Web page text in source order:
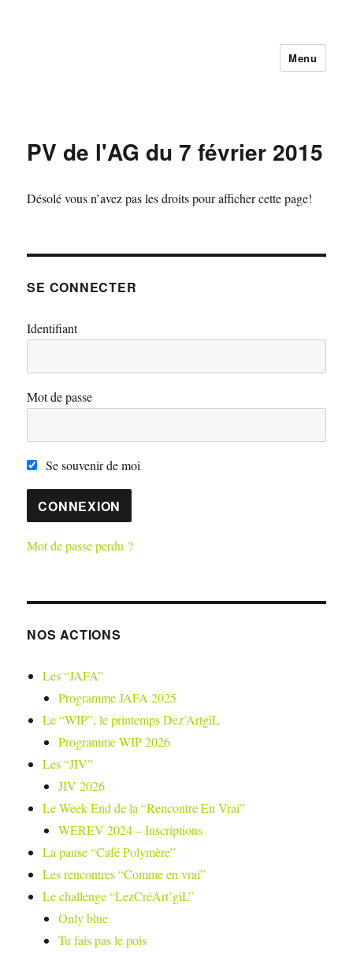
Menu
PV de l'AG du 7 février 2015
Désolé vous n’avez pas les droits pour afficher cette page!
SE CONNECTER
Identifiant
Mot de passe
Se souvenir de moi
Mot de passe perdu ?
NOS ACTIONS
Les “JAFA”
Programme JAFA 2025
Le “WIP”, le printemps Dez’ArtgiL
Programme WIP 2026
Les “JIV”
JIV 2026
Le Week End de la “Rencontre En Vrai”
WEREV 2024 – Inscriptions
La pause “Café Polymère”
Les rencontres “Comme en vrai”
Le challenge “LezCréArt’giL”
Only blue
Tu fais pas le pois